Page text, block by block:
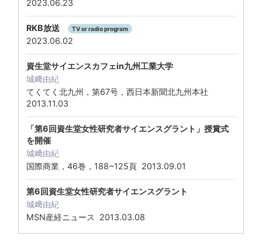
2023.06.23
RKB放送 TV or radio program
2023.06.02
資生堂サイエンスカフェin九州工業大学
城﨑由紀
てくてく北九州，第67号，西日本新聞北九州本社
2013.11.03
「第6回資生堂女性研究者サイエンスグラント」授賞式
を開催
城﨑由紀
国際商業，46巻，188~125頁 2013.09.01
第6回資生堂女性研究者サイエンスグラント
城﨑由紀
MSN産経ニュース 2013.03.08